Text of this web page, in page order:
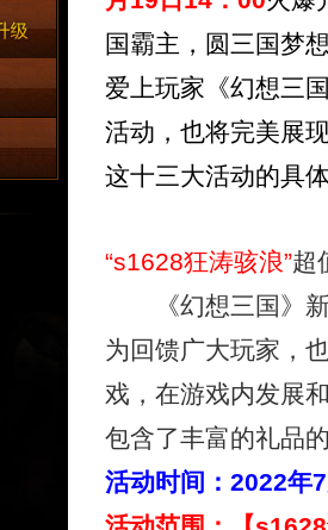
国霸主，圆三国梦
爱上玩家《幻想三
活动，也将完美展
这十三大活动的具
“s1628狂涛骇浪”超
《幻想三国》新
为回馈广大玩家，
戏，在游戏内发展
包含了丰富的礼品
活动时间：2022年